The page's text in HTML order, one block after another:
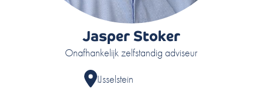
Jasper Stoker
Onafhankelijk zelfstandig adviseur
IJsselstein